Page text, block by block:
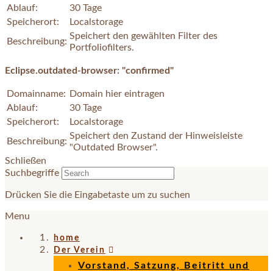
Ablauf:
30 Tage
Speicherort:
Localstorage
Beschreibung:
Speichert den gewählten Filter des
Portfoliofilters.
Eclipse.outdated-browser: "confirmed"
Domainname:
Domain hier eintragen
Ablauf:
30 Tage
Speicherort:
Localstorage
Beschreibung:
Speichert den Zustand der Hinweisleiste
"Outdated Browser".
Schließen
Suchbegriffe
Drücken Sie die Eingabetaste um zu suchen
Menu
home
Der Verein
Vorstand, Satzung, Beitritt und